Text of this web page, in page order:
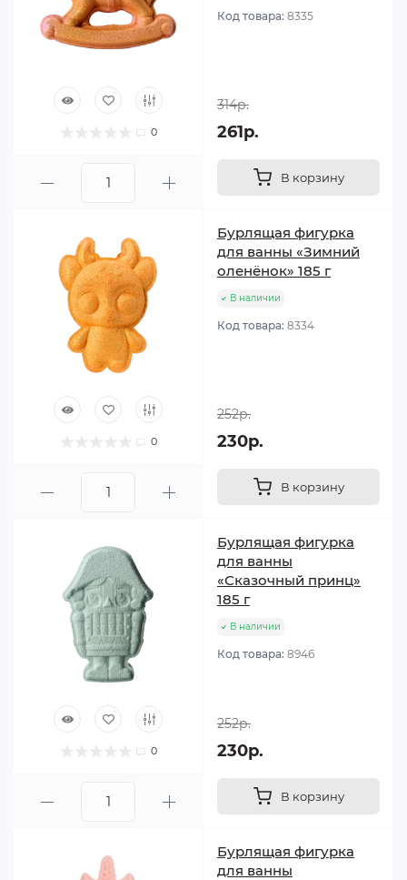
0
Код товара: 8335
314р.
261р.
В корзину
0
Бурлящая фигурка
для ванны «Зимний
оленёнок» 185 г
В наличии
Код товара: 8334
252р.
230р.
В корзину
0
Бурлящая фигурка
для ванны
«Сказочный принц»
185 г
В наличии
Код товара: 8946
252р.
230р.
В корзину
Бурлящая фигурка
для ванны